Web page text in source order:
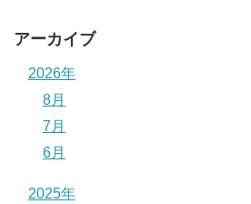
アーカイブ
2026年
8月
7月
6月
2025年